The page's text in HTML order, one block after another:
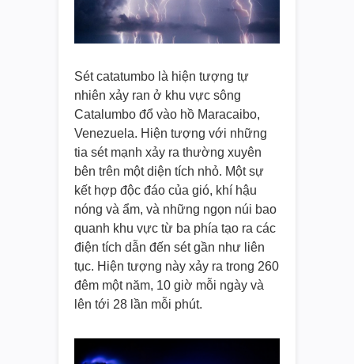
Sét catatumbo là hiện tượng tự
nhiên xảy ran ở khu vực sông
Catalumbo đổ vào hồ Maracaibo,
Venezuela. Hiện tượng với những
tia sét mạnh xảy ra thường xuyên
bên trên một diện tích nhỏ. Một sự
kết hợp độc đáo của gió, khí hậu
nóng và ẩm, và những ngọn núi bao
quanh khu vực từ ba phía tạo ra các
điện tích dẫn đến sét gần như liên
tục. Hiện tượng này xảy ra trong 260
đêm một năm, 10 giờ mỗi ngày và
lên tới 28 lần mỗi phút.